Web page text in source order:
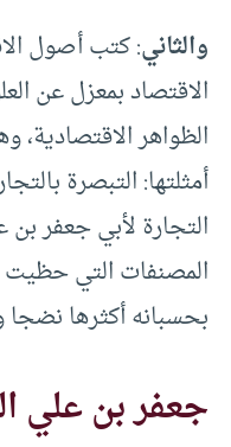
والثاني: كتب أصول
الاقتصاد بمعزل عن
الظواهر
أمثلتها: التبصرة
التجارة لأبي جعفر
المصنفات التي حظيت
بحسبانه أكثرها نضجا
جعفر بن علي